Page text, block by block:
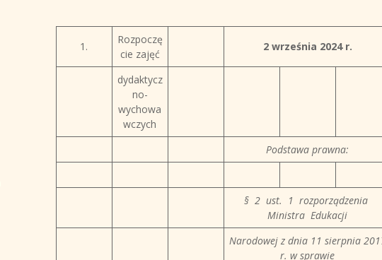
1.
Rozpoczę
cie zajęć
2 września 2024 r.
dydaktycz
no-
wychowa
wczych
Podstawa prawna:
§ 2 ust. 1 rozporządzenia
Ministra Edukacji
Narodowej z dnia 11 sierpnia
r. w sprawie